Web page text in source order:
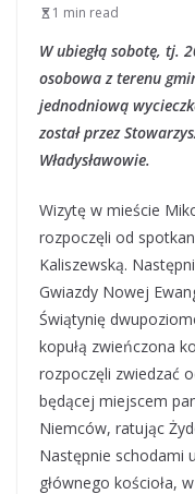
1 min read
W ubiegłą sobotę, tj.
osobowa z terenu
jednodniową
został przez
Władysławowie.
Wizytę w mieście
rozpoczęli od
Kaliszewską.
Gwiazdy Nowej
Świątynię
kopułą zwieńczona
rozpoczęli zwiedzać
będącej miejscem
Niemców, ratując
Następnie schodami
głównego kościoła,